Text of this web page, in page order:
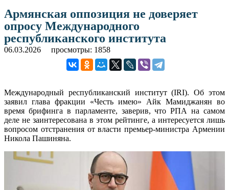
Армянская оппозиция не доверяет
опросу Международного
республиканского института
06.03.2026 просмотры: 1858
Международный республиканский институт (IRI). Об этом
заявил глава фракции «Честь имею» Айк Мамиджанян во
время брифинга в парламенте, заверив, что РПА на самом
деле не заинтересована в этом рейтинге, а интересуется лишь
вопросом отстранения от власти премьер-министра Армении
Никола Пашиняна.